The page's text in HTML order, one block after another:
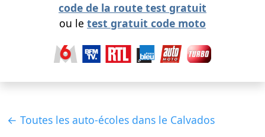
code de la route test gratuit
ou le test gratuit code moto
← Toutes les auto-écoles dans le Calvados